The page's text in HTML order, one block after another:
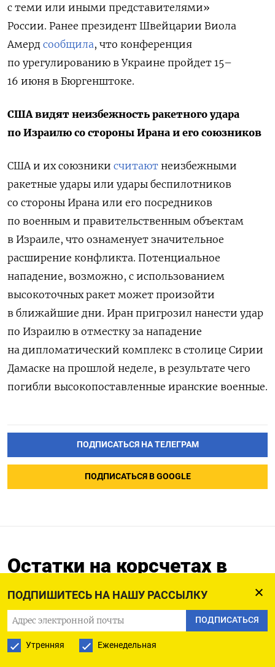
ПОДПИШИТЕСЬ НА НАШУ РАССЫЛКУ
ПОДПИСАТЬСЯ
Утренняя Еженедельная
с теми или иными представителями»
России. Ранее президент Швейцарии Виола
Амерд сообщила, что конференция
по урегулированию в Украине пройдет 15–
16 июня в Бюргенштоке.
США видят неизбежность ракетного удара
по Израилю со стороны Ирана и его союзников
США и их союзники считают неизбежными
ракетные удары или удары беспилотников
со стороны Ирана или его посредников
по военным и правительственным объектам
в Израиле, что ознаменует значительное
расширение конфликта. Потенциальное
нападение, возможно, с использованием
высокоточных ракет может произойти
в ближайшие дни. Иран пригрозил нанести удар
по Израилю в отместку за нападение
на дипломатический комплекс в столице Сирии
Дамаске на прошлой неделе, в результате чего
погибли высокопоставленные иранские военные.
ПОДПИСАТЬСЯ НА ТЕЛЕГРАМ
ПОДПИСАТЬСЯ В GOOGLE
Остатки на корсчетах в
Нацбанке Казахстана на 10
апр снизились до 485,448
млрд тенге
11.04.2024